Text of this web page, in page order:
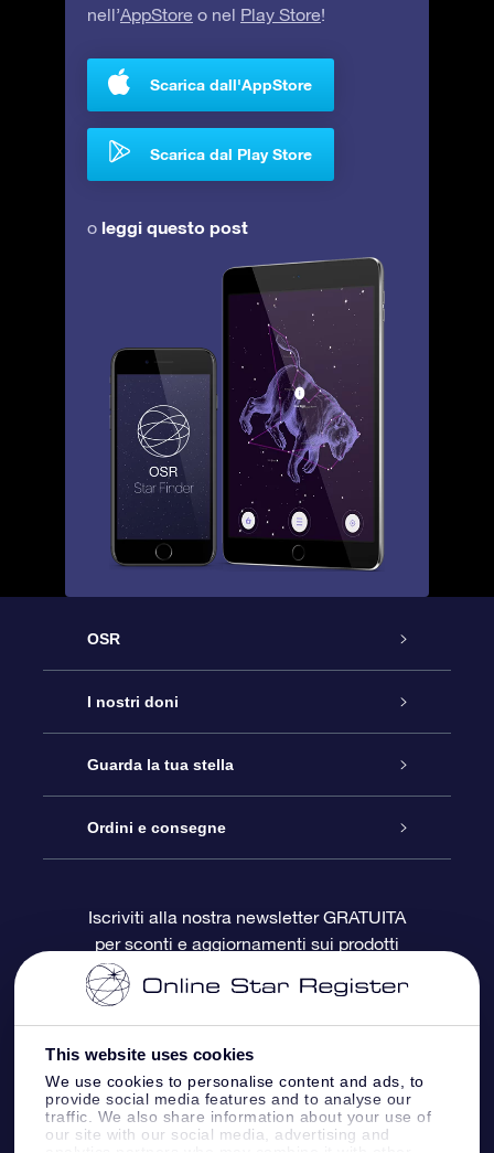
This website uses cookies
We use cookies to personalise content and ads, to
provide social media features and to analyse our
traffic. We also share information about your use of
our site with our social media, advertising and
nell’AppStore o nel Play Store!
Scarica dall'AppStore
Scarica dal Play Store
o leggi questo post
OSR
Assistenza
Contattaci
Blog
OSR Recensioni
I nostri doni
Online Star Gift
Pacchetto regalo OSR
Gift Card OSR
Doni aziendali
Guarda la tua stella
Registro stellare
Star Page personalizzata
One Million Stars
OSR Starsaver
App VR ‘Fly me to the stars’
Ordini e consegne
Informazioni di Pagamento
Politica di reso
Costellazioni
Iscriviti alla nostra newsletter GRATUITA
per sconti e aggiornamenti sui prodotti